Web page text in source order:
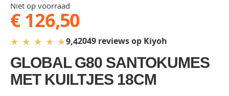
Niet op voorraad
€ 126,50
★ ★ ★ ★ ★9,42049 reviews op Kiyoh
GLOBAL G80 SANTOKUMES
MET KUILTJES 18CM